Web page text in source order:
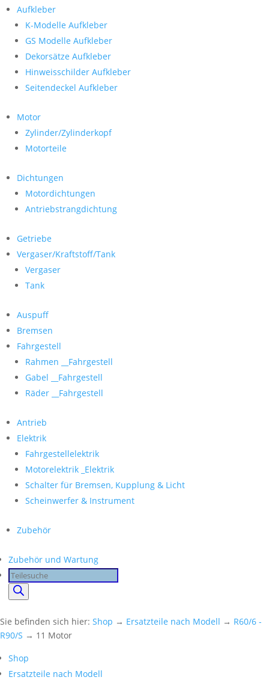
Aufkleber
K-Modelle Aufkleber
GS Modelle Aufkleber
Dekorsätze Aufkleber
Hinweisschilder Aufkleber
Seitendeckel Aufkleber
Motor
Zylinder/Zylinderkopf
Motorteile
Dichtungen
Motordichtungen
Antriebstrangdichtung
Getriebe
Vergaser/Kraftstoff/Tank
Vergaser
Tank
Auspuff
Bremsen
Fahrgestell
Rahmen __Fahrgestell
Gabel __Fahrgestell
Räder __Fahrgestell
Antrieb
Elektrik
Fahrgestellelektrik
Motorelektrik _Elektrik
Schalter für Bremsen, Kupplung & Licht
Scheinwerfer & Instrument
Zubehör
Zubehör und Wartung
Products
search
Sie befinden sich hier: Shop → Ersatzteile nach Modell → R60/6 -
R90/S → 11 Motor
Shop
Ersatzteile nach Modell